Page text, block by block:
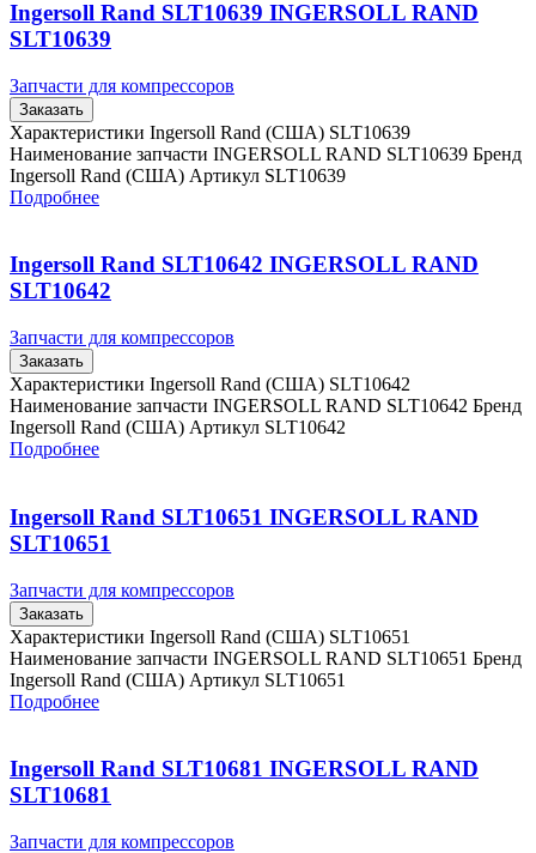
Ingersoll Rand SLT10639 INGERSOLL RAND
SLT10639
Запчасти для компрессоров
Заказать
Характеристики Ingersoll Rand (США) SLT10639
Наименование запчасти INGERSOLL RAND SLT10639 Бренд
Ingersoll Rand (США) Артикул SLT10639
Подробнее
Ingersoll Rand SLT10642 INGERSOLL RAND
SLT10642
Запчасти для компрессоров
Заказать
Характеристики Ingersoll Rand (США) SLT10642
Наименование запчасти INGERSOLL RAND SLT10642 Бренд
Ingersoll Rand (США) Артикул SLT10642
Подробнее
Ingersoll Rand SLT10651 INGERSOLL RAND
SLT10651
Запчасти для компрессоров
Заказать
Характеристики Ingersoll Rand (США) SLT10651
Наименование запчасти INGERSOLL RAND SLT10651 Бренд
Ingersoll Rand (США) Артикул SLT10651
Подробнее
Ingersoll Rand SLT10681 INGERSOLL RAND
SLT10681
Запчасти для компрессоров